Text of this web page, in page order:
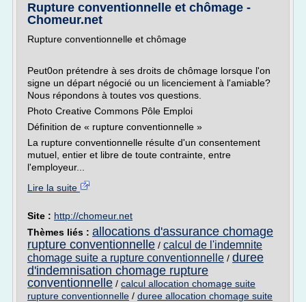
Rupture conventionnelle et chômage -
Chomeur.net
Rupture conventionnelle et chômage
Peut0on prétendre à ses droits de chômage lorsque l'on
signe un départ négocié ou un licenciement à l'amiable?
Nous répondons à toutes vos questions.
Photo Creative Commons Pôle Emploi
Définition de « rupture conventionnelle »
La rupture conventionnelle résulte d'un consentement
mutuel, entier et libre de toute contrainte, entre
l'employeur...
Lire la suite
Site : http://chomeur.net
Thèmes liés : allocations d'assurance chomage
rupture conventionnelle / calcul de l'indemnite
chomage suite a rupture conventionnelle / duree
d'indemnisation chomage rupture
conventionnelle / calcul allocation chomage suite
rupture conventionnelle / duree allocation chomage suite